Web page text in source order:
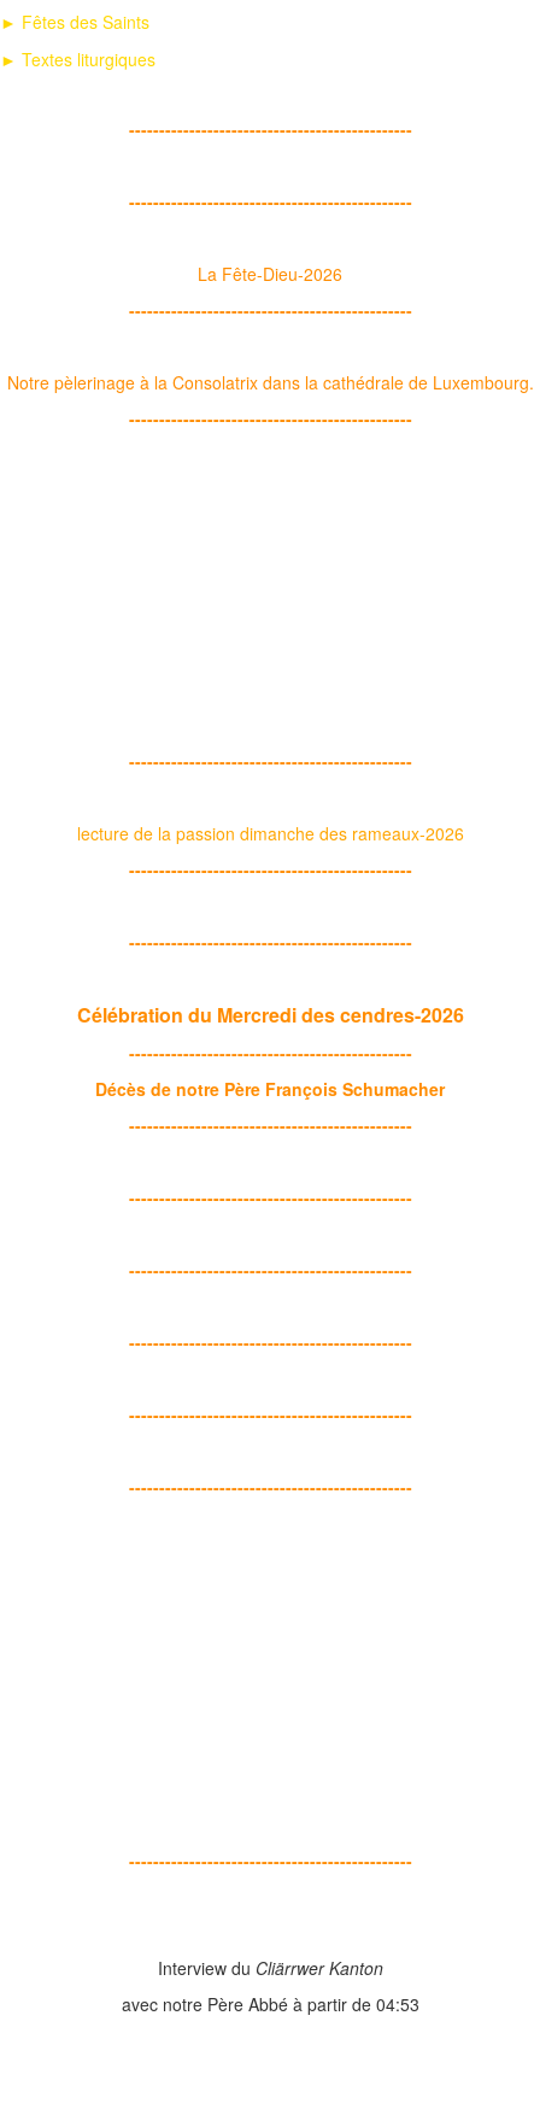
► Fêtes des Saints
► Textes liturgiques
-----------------------------------------------
-----------------------------------------------
La Fête-Dieu-2026
-----------------------------------------------
Notre pèlerinage à la Consolatrix dans la cathédrale de Luxembourg.
-----------------------------------------------
-----------------------------------------------
lecture de la passion dimanche des rameaux-2026
-----------------------------------------------
-----------------------------------------------
Célébration du Mercredi des cendres-2026
-----------------------------------------------
Décès de notre Père François Schumacher
-----------------------------------------------
-----------------------------------------------
-----------------------------------------------
-----------------------------------------------
-----------------------------------------------
-----------------------------------------------
-----------------------------------------------
Interview du Cliärrwer Kanton
avec notre Père Abbé à partir de 04:53